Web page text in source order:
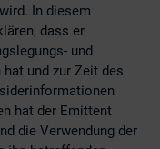
In diesem
dass er
und
und zur Zeit des
hat der Emittent
die Verwendung der